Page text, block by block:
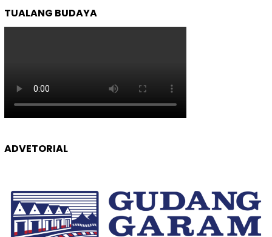
TUALANG BUDAYA
ADVETORIAL